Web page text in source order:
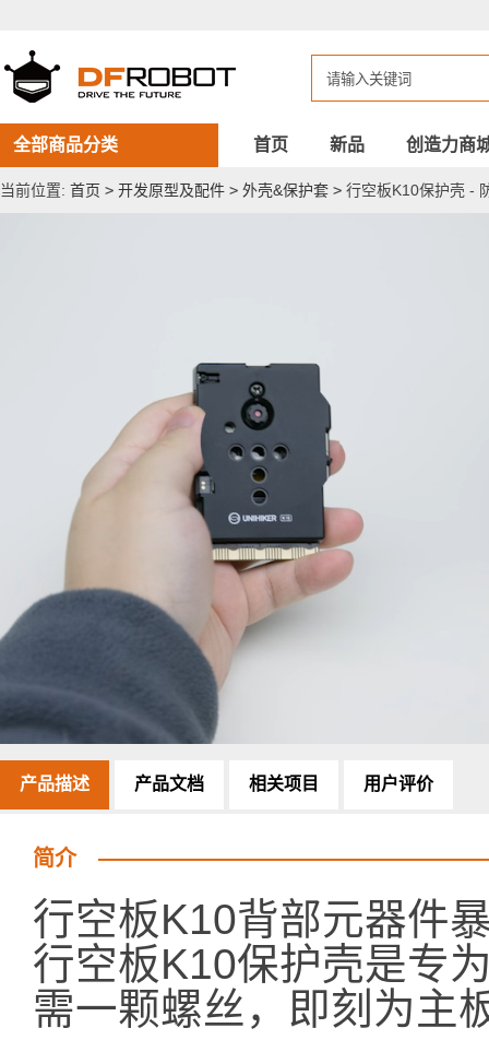
K10
保
护
壳
防
短
路、
全部商品分类 首页 新品 创造力商
当前位置: 首页 > 开发原型及配件 > 外壳&保护套 > 行空板K10保护壳 -
产品描述 产品文档 相关项目 用户评价
简介
行空板K10背部元器件
行空板K10保护壳是专
需一颗螺丝，即刻为主